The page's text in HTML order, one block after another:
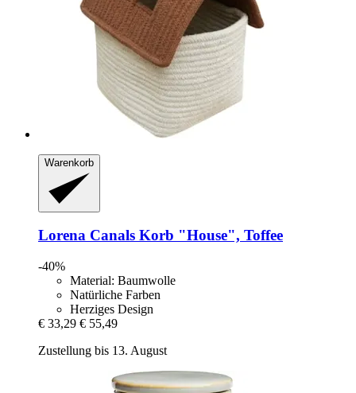
Warenkorb
Lorena Canals Korb "House", Toffee
-40%
Material: Baumwolle
Natürliche Farben
Herziges Design
€ 33,29 € 55,49
Zustellung bis 13. August